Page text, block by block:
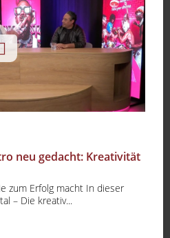
neu gedacht: Kreativität
zum Erfolg macht In dieser
– Die kreativ...